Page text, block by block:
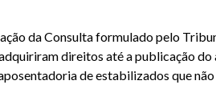
da Consulta formulado pelo
direitos até a publicação
de estabilizados que